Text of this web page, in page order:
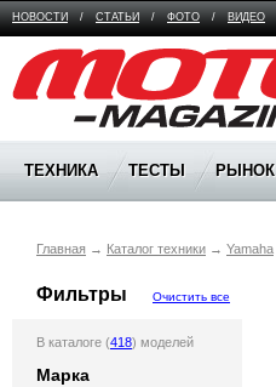
НОВОСТИ / СТАТЬИ / ФОТО / ВИДЕО
Moto Magazine
ТЕХНИКА ТЕСТЫ РЫНОК
Главная → Каталог техники → Yamaha
Фильтры Очистить все
В каталоге (418) моделей
Марка